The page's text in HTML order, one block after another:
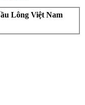
Lông Việt Nam